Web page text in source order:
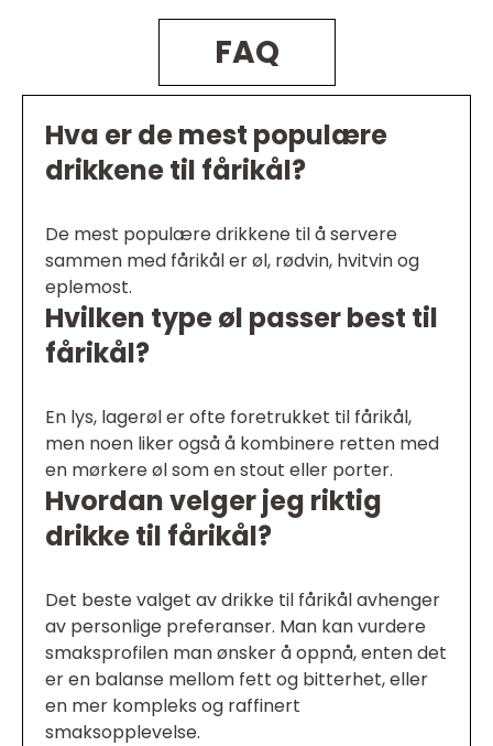
FAQ
Hva er de mest populære
drikkene til fårikål?
De mest populære drikkene til å servere
sammen med fårikål er øl, rødvin, hvitvin og
eplemost.
Hvilken type øl passer best til
fårikål?
En lys, lagerøl er ofte foretrukket til fårikål,
men noen liker også å kombinere retten med
en mørkere øl som en stout eller porter.
Hvordan velger jeg riktig
drikke til fårikål?
Det beste valget av drikke til fårikål avhenger
av personlige preferanser. Man kan vurdere
smaksprofilen man ønsker å oppnå, enten det
er en balanse mellom fett og bitterhet, eller
en mer kompleks og raffinert
smaksopplevelse.